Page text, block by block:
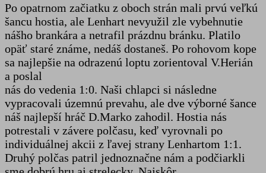
Po opatrnom začiatku z oboch strán mali prvú veľkú
šancu hostia, ale Lenhart nevyužil zle vybehnutie
nášho brankára a netrafil prázdnu bránku. Platilo
opäť staré známe, nedáš dostaneš. Po rohovom kope
sa najlepšie na odrazenú loptu zorientoval V.Herián
a poslal
nás do vedenia 1:0. Naši chlapci si následne
vypracovali územnú prevahu, ale dve výborné šance
náš najlepší hráč D.Marko zahodil. Hostia nás
potrestali v závere polčasu, keď vyrovnali po
individuálnej akcii z ľavej strany Lenhartom 1:1.
Druhý polčas patril jednoznačne nám a podčiarkli